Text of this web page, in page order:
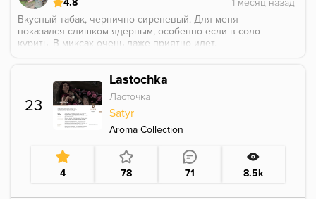
4.8
Вкусный табак, чернично-сиреневый. Для меня
показался слишком ядерным, особенно если в соло
курить. В миксах очень даже приятно идет,
23
Lastochka
Ласточка
Satyr
Aroma Collection
4 78 71 8.5k